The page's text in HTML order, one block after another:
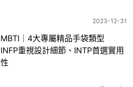
2023-12-31
MBTI｜4大專屬精品手袋類型
INFP重視設計細節、INTP首選實用
性